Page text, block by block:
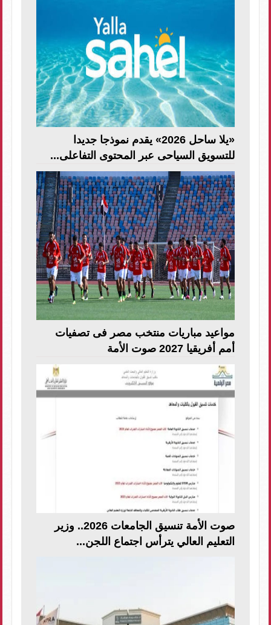
«يلا ساحل 2026» يقدم نموذجا جديدا
للتسويق السياحى عبر المحتوى التفاعلى...
مواعيد مباريات منتخب مصر فى تصفيات
أمم أفريقيا 2027 صوت الأمة
صوت الأمة تنسيق الجامعات 2026.. وزير
التعليم العالي يترأس اجتماع اللجن...